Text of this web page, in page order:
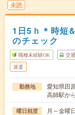
未読
1日5ｈ＊時短
のチェック
職種未経験OK 交
派遣
勤務地
愛知県田
高師駅か
曜日頻度 月～金曜